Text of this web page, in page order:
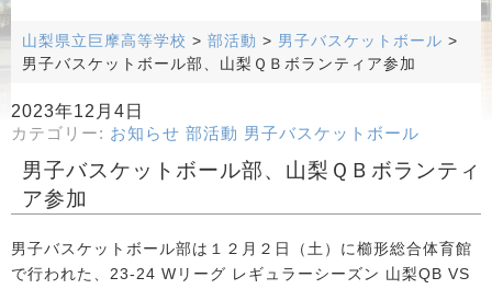
山梨県立巨摩高等学校 > 部活動 > 男子バスケットボール >
男子バスケットボール部、山梨ＱＢボランティア参加
2023年12月4日
カテゴリー: お知らせ 部活動 男子バスケットボール
男子バスケットボール部、山梨ＱＢボランティ
ア参加
男子バスケットボール部は１２月２日（土）に櫛形総合体育館
で行われた、23-24 Wリーグ レギュラーシーズン 山梨QB VS